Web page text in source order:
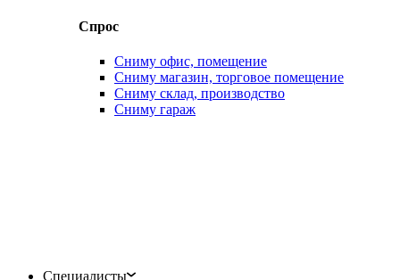
Спрос
Сниму офис, помещение
Сниму магазин, торговое помещение
Сниму склад, производство
Сниму гараж
Специалисты